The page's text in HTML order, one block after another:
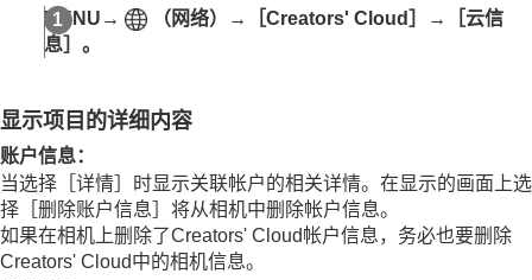
Creators' Cloud
创建一个Creators' Cloud帐户并将相机关联至该帐
有关使用云服务的注意事项（Creators' Cloud）
如果遇到问题
MENU → （ 网络）→ ［Creators' Cloud］ →
［云信
息］ 。
显示项目的详细内容
账户信息：
当选择 ［详情］
时显示关联帐户的相关详情。在显示的画面上选
择 ［删除账户信息］ 将从相机中删除帐户信息。
如果在相机上删除了Creators' Cloud帐户信息，务必也要删除
Creators' Cloud中的相机信息。